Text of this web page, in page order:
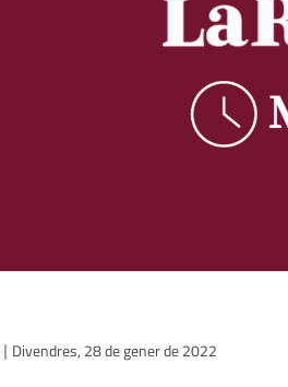
| Divendres, 28 de gener de 2022